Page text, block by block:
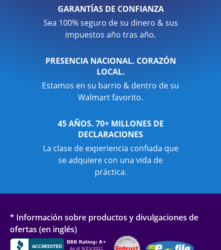
GARANTÍAS DE CONFIANZA
Sea 100% seguro de su dinero & sus
impuestos año tras año.
PRESENCIA NACIONAL. CORAZÓN
LOCAL.
Estamos en su barrio & dentro de su
Walmart favorito.
45 AÑOS. 70+ MILLONES DE
DECLARACIONES
La clase de experiencia confiada que
se adquiere con una vida de
práctica.
* Información sobre productos y divulgaciones de
ofertas (en inglés)